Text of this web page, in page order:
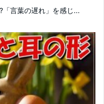
言葉の遅れ」を感じ...